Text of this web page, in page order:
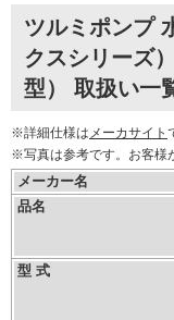
ツルミポンプ
クスシリーズ
型） 取扱い一
※詳細仕様は メーカサイト
※写真は参考です。お客様
メーカー名
品名
型 式